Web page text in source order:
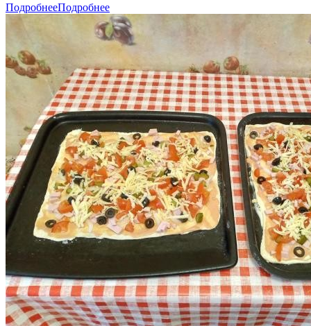
ПодробнееПодробнее